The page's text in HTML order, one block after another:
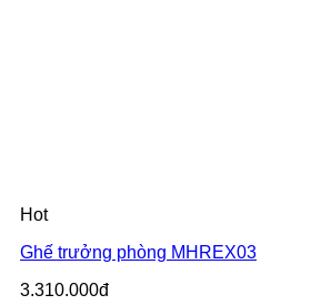
Hot
Ghế trưởng phòng MHREX03
3.310.000đ